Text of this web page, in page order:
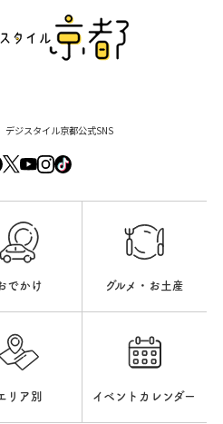
デジスタイル京都公式SNS
でかけ グルメ・お土産
リア別 イベントカレンダー